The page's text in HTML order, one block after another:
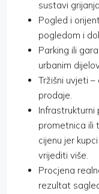
sustavi
Pogled i
pogledom i
Parking ili
urbanim
Tržišni uvjeti
prodaje.
Infrastrukturni
prometnica ili
cijenu jer
vrijediti više.
Procjena
rezultat